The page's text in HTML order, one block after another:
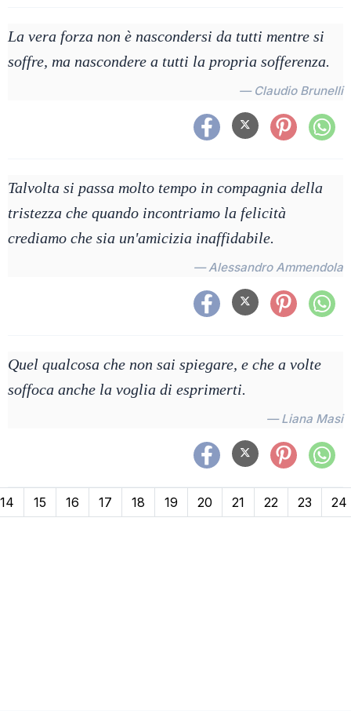
La vera forza non è nascondersi da tutti mentre si
soffre, ma nascondere a tutti la propria sofferenza.
— Claudio Brunelli
Talvolta si passa molto tempo in compagnia della
tristezza che quando incontriamo la felicità
crediamo che sia un'amicizia inaffidabile.
— Alessandro Ammendola
Quel qualcosa che non sai spiegare, e che a volte
soffoca anche la voglia di esprimerti.
— Liana Masi
14 15 16 17 18 19 20 21 22 23 24